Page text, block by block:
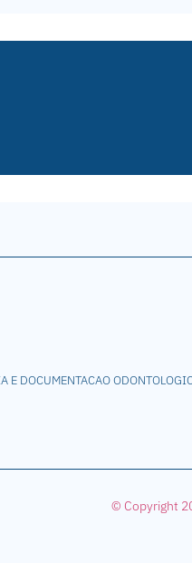
E DOCUMENTACAO
© Copyright